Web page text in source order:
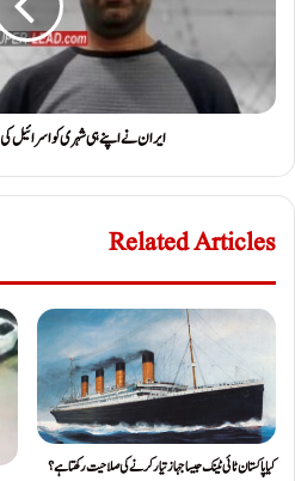
ایران نے اپنے ہی شہری کو اسرائیل
Related Articles
کیا پاکستان ٹائی ٹینک جیسا جہاز تیار کرنے کی صلاحیت رکھتا ہے ؟